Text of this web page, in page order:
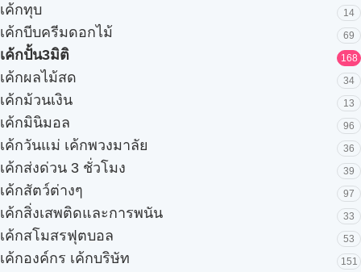
เค้กทุบ 14
เค้กบีบครีมดอกไม้ 69
เค้กปั้น3มิติ 168
เค้กผลไม้สด 34
เค้กม้วนเงิน 13
เค้กมินิมอล 96
เค้กวันแม่ เค้กพวงมาลัย 36
เค้กส่งด่วน 3 ชั่วโมง 39
เค้กสัตว์ต่างๆ 97
เค้กสิ่งเสพติดและการพนัน 33
เค้กสโมสรฟุตบอล 53
เค้กองค์กร เค้กบริษัท 151